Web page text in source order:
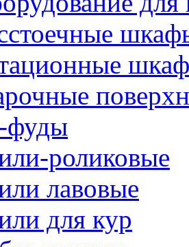
фуды
роликовые
лавовые
для кур